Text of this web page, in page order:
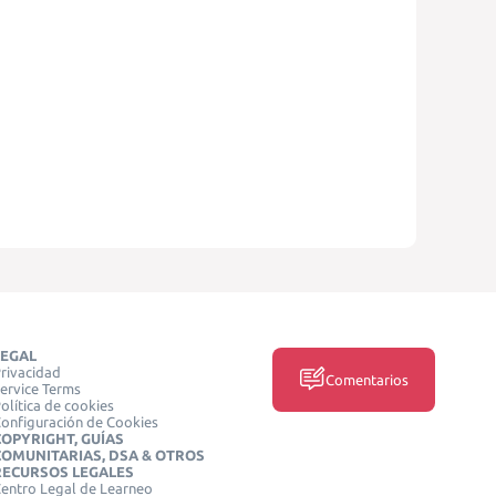
Terms
de cookies
de Cookies
GUÍAS
DSA & OTROS
LEGALES
Legal de Learneo
Comentarios